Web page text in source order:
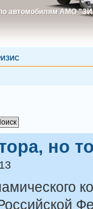
автомобилям АМО
автомобилям АМО
но